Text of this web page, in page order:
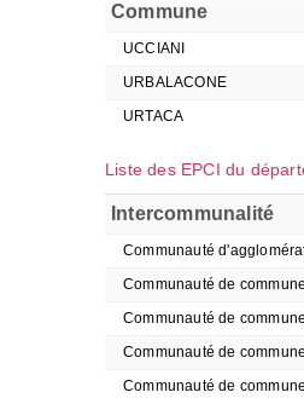
Commune
UCCIANI
URBALACONE
URTACA
Liste des EPCI du
Intercommunalité
Communauté
Communauté de
Communauté de
Communauté de
Communauté de